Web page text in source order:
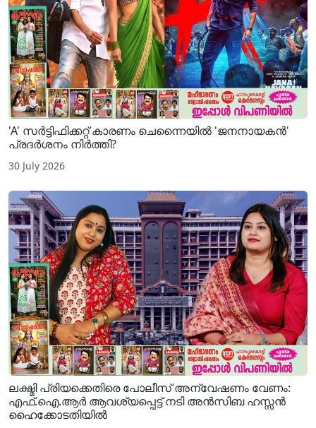
'A' സർട്ടിഫിക്കറ്റ് കാരണം ചെന്നൈയിൽ 'ജനനായകൻ'
പ്രദർശനം നിർത്തി?
30 July 2026
ലക്ഷ്മി പ്രിയക്കെതിരെ പോലീസ് അന്വേഷണം വേണം:
എഫ്.ഐ.ആർ ആവശ്യപ്പെട്ട് നടി അൻസിബ ഹസ്സൻ
ഹൈക്കോടതിയിൽ